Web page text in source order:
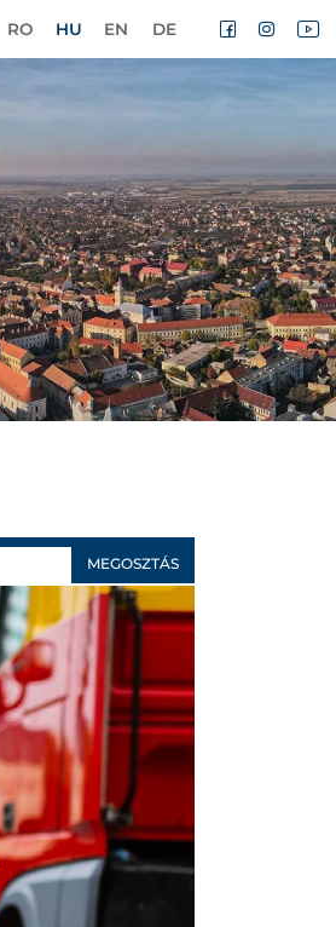
RO HU EN DE
MEGOSZTÁS